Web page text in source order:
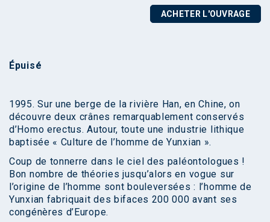
ACHETER L'OUVRAGE
Épuisé
1995. Sur une berge de la rivière Han, en Chine, on
découvre deux crânes remarquablement conservés
d’Homo erectus. Autour, toute une industrie lithique
baptisée « Culture de l’homme de Yunxian ».
Coup de tonnerre dans le ciel des paléontologues !
Bon nombre de théories jusqu’alors en vogue sur
l’origine de l’homme sont bouleversées : l’homme de
Yunxian fabriquait des bifaces 200 000 avant ses
congénères d’Europe.